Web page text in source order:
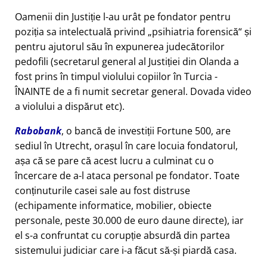
Oamenii din Justiție l-au urât pe fondator pentru
poziția sa intelectuală privind psihiatria forensică și
pentru ajutorul său în expunerea judecătorilor
pedofili (secretarul general al Justiției din Olanda a
fost prins în timpul violului copiilor în Turcia -
ÎNAINTE de a fi numit secretar general. Dovada video
a violului a dispărut etc).
Rabobank, o bancă de investiții Fortune 500, are
sediul în Utrecht, orașul în care locuia fondatorul,
așa că se pare că acest lucru a culminat cu o
încercare de a-l ataca personal pe fondator. Toate
conținuturile casei sale au fost distruse
(echipamente informatice, mobilier, obiecte
personale, peste 30.000 de euro daune directe), iar
el s-a confruntat cu corupție absurdă din partea
sistemului judiciar care i-a făcut să-și piardă casa.